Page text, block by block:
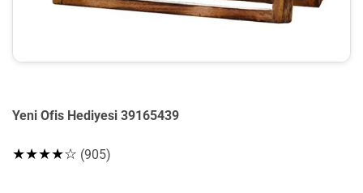
Yeni Ofis Hediyesi 39165439
★★★★☆ (905)